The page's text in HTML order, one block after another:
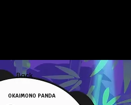
Back
OKAIMONO PANDA